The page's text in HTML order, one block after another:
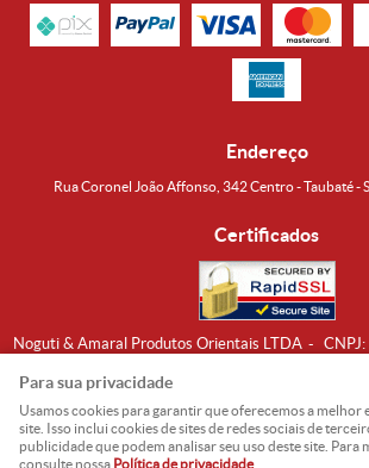
Endereço
Rua Coronel João Affonso, 342 Centro - Taubaté -
Certificados
Noguti & Amaral Produtos Orientais LTDA
Para sua privacidade
Usamos cookies para garantir que oferecemos a melhor
site. Isso inclui cookies de sites de redes sociais de
publicidade que podem analisar seu uso deste site. Para
consulte nossa Política de privacidade.